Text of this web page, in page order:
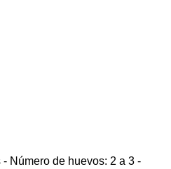
Número de huevos: 2 a 3 -